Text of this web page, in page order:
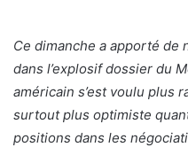
Ce dimanche a apporté de
dans l’explosif dossier du
américain s’est voulu plus
surtout plus optimiste
positions dans les